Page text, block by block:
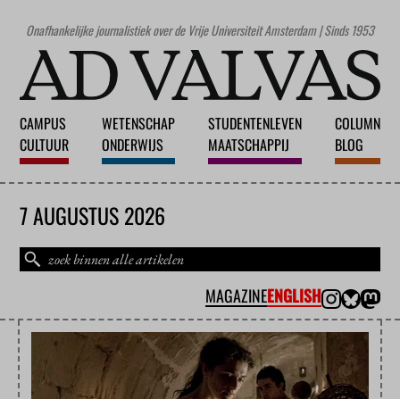
Onafhankelijke journalistiek over de Vrije Universiteit Amsterdam | Sinds 1953
CAMPUS
CULTUUR
WETENSCHAP
ONDERWIJS
STUDENTENLEVEN
MAATSCHAPPIJ
COLUMN
BLOG
7 AUGUSTUS 2026
MAGAZINEENGLISH